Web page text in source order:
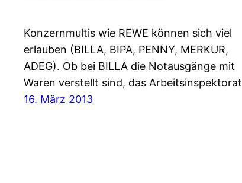
Konzernmultis wie REWE können sich viel
erlauben (BILLA, BIPA, PENNY, MERKUR,
ADEG). Ob bei BILLA die Notausgänge mit
Waren verstellt sind, das Arbeitsinspektorat
16. März 2013